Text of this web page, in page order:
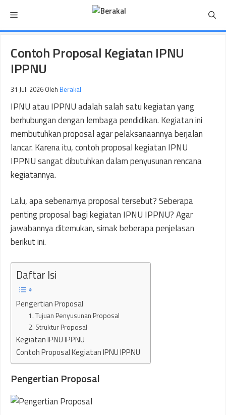
isi
Menu
Contoh Proposal Kegiatan IPNU
IPPNU
31 Juli 2026 Oleh Berakal
IPNU atau IPPNU adalah salah satu kegiatan yang
berhubungan dengan lembaga pendidikan. Kegiatan ini
membutuhkan proposal agar pelaksanaannya berjalan
lancar. Karena itu, contoh proposal kegiatan IPNU
IPPNU sangat dibutuhkan dalam penyusunan rencana
kegiatannya.
Lalu, apa sebenarnya proposal tersebut? Seberapa
penting proposal bagi kegiatan IPNU IPPNU? Agar
jawabannya ditemukan, simak beberapa penjelasan
berikut ini.
Daftar Isi
Pengertian Proposal
1. Tujuan Penyusunan Proposal
2. Struktur Proposal
Kegiatan IPNU IPPNU
Contoh Proposal Kegiatan IPNU IPPNU
Pengertian Proposal